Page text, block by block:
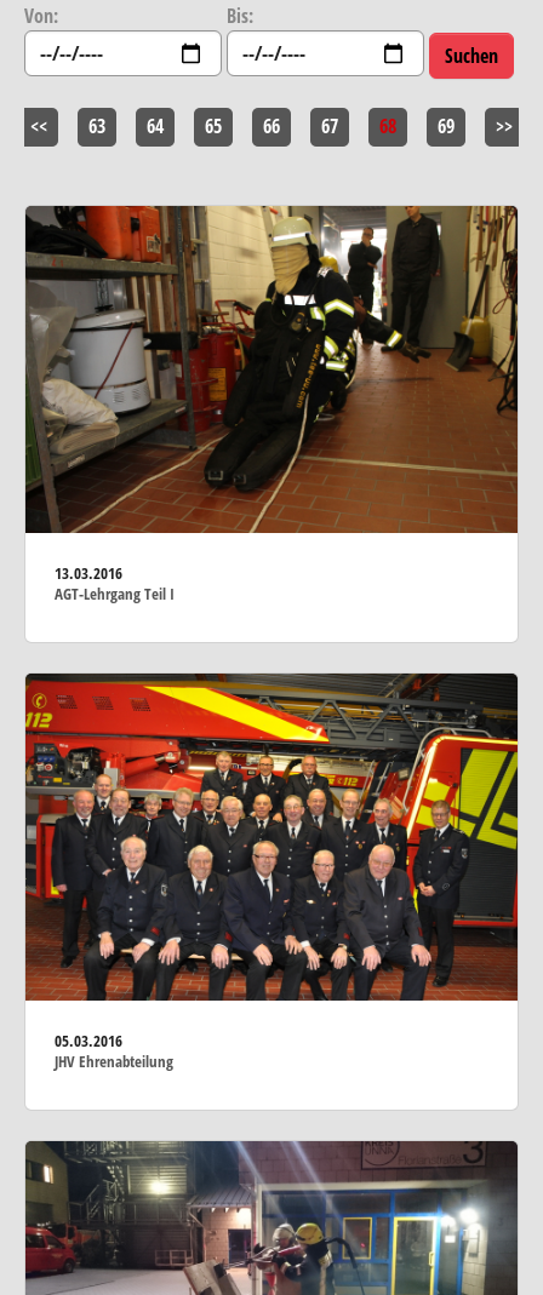
Von: Bis:
<< 63 64 65 66 67 68 69 >>
13.03.2016
AGT-Lehrgang Teil I
05.03.2016
JHV Ehrenabteilung